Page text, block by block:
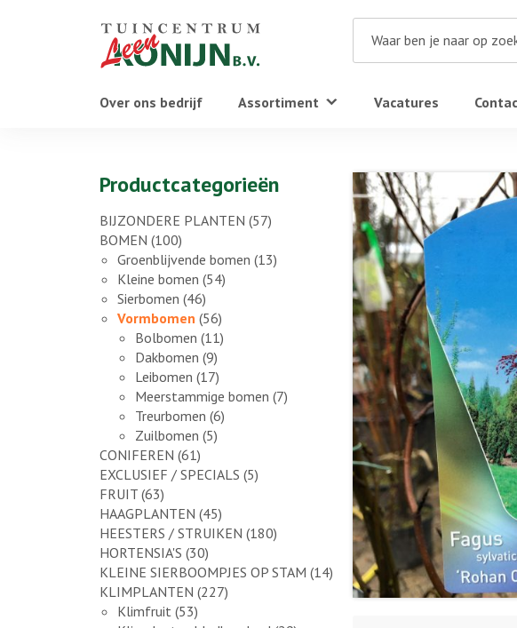
Over ons bedrijf Assortiment Vacatures
Productcategorieën
BIJZONDERE PLANTEN (57)
BOMEN (100)
Groenblijvende bomen (13)
Kleine bomen (54)
Sierbomen (46)
Vormbomen (56)
Bolbomen (11)
Dakbomen (9)
Leibomen (17)
Meerstammige bomen (7)
Treurbomen (6)
Zuilbomen (5)
CONIFEREN (61)
EXCLUSIEF / SPECIALS (5)
FRUIT (63)
HAAGPLANTEN (45)
HEESTERS / STRUIKEN (180)
HORTENSIA'S (30)
KLEINE SIERBOOMPJES OP STAM (14)
KLIMPLANTEN (227)
Klimfruit (53)